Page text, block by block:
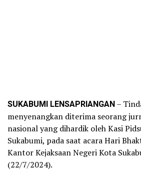
SUKABUMI LENSAPRIANGAN–
menyenangkan diterima seorang
nasional yang dihardik oleh Kasi
Sukabumi, pada saat acara Hari
Kantor Kejaksaan Negeri Kota
(22/7/2024).